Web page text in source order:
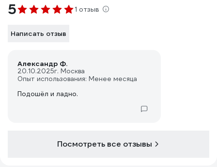
5 1 отзыв
Написать отзыв
Александр Ф.
20.10.2025г. Москва
Опыт использования: Менее месяца
Подошёл и ладно.
Посмотреть все отзывы